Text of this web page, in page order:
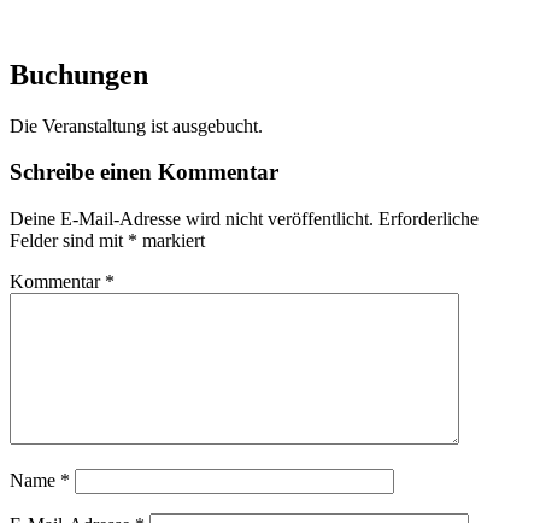
Buchungen
Die Veranstaltung ist ausgebucht.
Schreibe einen Kommentar
Deine E-Mail-Adresse wird nicht veröffentlicht. Erforderliche
Felder sind mit * markiert
Kommentar *
Name *